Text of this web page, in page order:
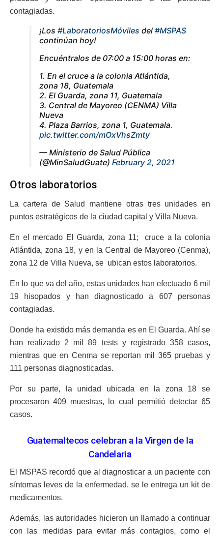
contagiadas.
¡Los #LaboratoriosMóviles del #MSPAS
continúan hoy!
Encuéntralos de 07:00 a 15:00 horas en:
1. En el cruce a la colonia Atlántida,
zona 18, Guatemala
2. El Guarda, zona 11, Guatemala
3. Central de Mayoreo (CENMA) Villa
Nueva
4. Plaza Barrios, zona 1, Guatemala.
pic.twitter.com/mOxVhsZmty
— Ministerio de Salud Pública
(@MinSaludGuate) February 2, 2021
Otros laboratorios
La cartera de Salud mantiene otras tres unidades en
puntos estratégicos de la ciudad capital y Villa Nueva.
En el mercado El Guarda, zona 11; cruce a la colonia
Atlántida, zona 18, y en la Central de Mayoreo (Cenma),
zona 12 de Villa Nueva, se ubican estos laboratorios.
En lo que va del año, estas unidades han efectuado 6 mil
19 hisopados y han diagnosticado a 607 personas
contagiadas.
Donde ha existido más demanda es en El Guarda. Ahí se
han realizado 2 mil 89 tests y registrado 358 casos,
mientras que en Cenma se reportan mil 365 pruebas y
111 personas diagnosticadas.
Por su parte, la unidad ubicada en la zona 18 se
procesaron 409 muestras, lo cual permitió detectar 65
casos.
Guatemaltecos celebran a la Virgen de la
Candelaria
El MSPAS recordó que al diagnosticar a un paciente con
síntomas leves de la enfermedad, se le entrega un kit de
medicamentos.
Además, las autoridades hicieron un llamado a continuar
con las medidas para evitar más contagios, como el